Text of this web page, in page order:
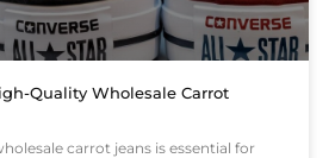
Quality Wholesale Carrot
carrot jeans is essential for